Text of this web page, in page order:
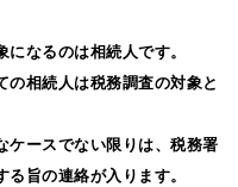
なるのは相続人です。
の相続人は税務調査の対象と
ケースでない限りは、税務署
旨の連絡が入ります。